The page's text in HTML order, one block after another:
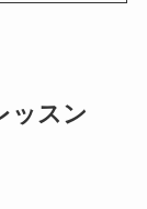
ッスン